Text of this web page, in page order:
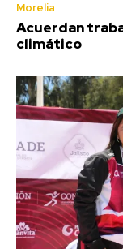
Morelia
Acuerdan
climático